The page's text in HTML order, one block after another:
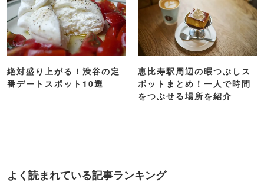
絶対盛り上がる！渋谷の定
番デートスポット10選
恵比寿駅周辺の暇つぶしス
ポットまとめ！一人で時間
をつぶせる場所を紹介
よく読まれている記事ランキング